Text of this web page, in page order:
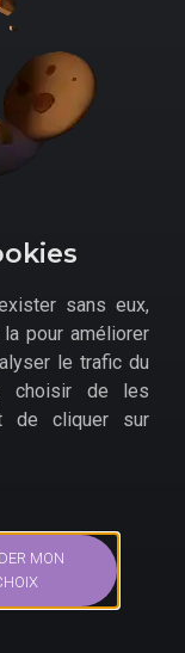
?
le jeu Switch
sans eux,
pour améliorer
le trafic du
choisir de les
de cliquer sur
MON